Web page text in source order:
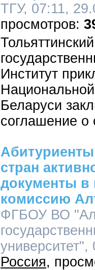
ТГУ, 07:11,
Тольяттинский
Институт
Беларуси
соглашение о
стран
документы
комиссию
ФГБОУ ВО
Россия